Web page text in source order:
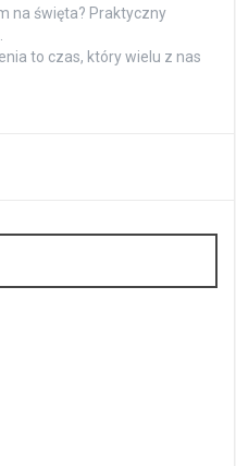
na święta? Praktyczny
to czas, który wielu z nas